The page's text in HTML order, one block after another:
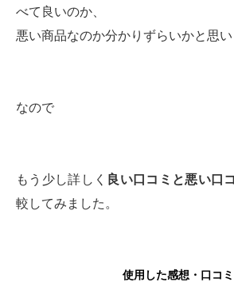
べて良いのか、
悪い商品なのか分かりずらいかと思い
なので
もう少し詳しく 良い口コミと悪い口
較してみました。
使用した感想・口コミ